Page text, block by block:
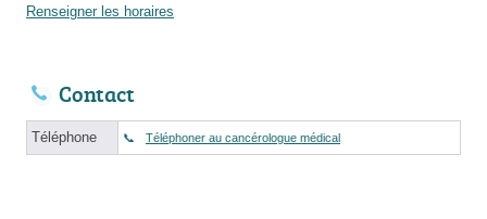
Renseigner les horaires
Contact
Téléphone Téléphoner au cancérologue médical